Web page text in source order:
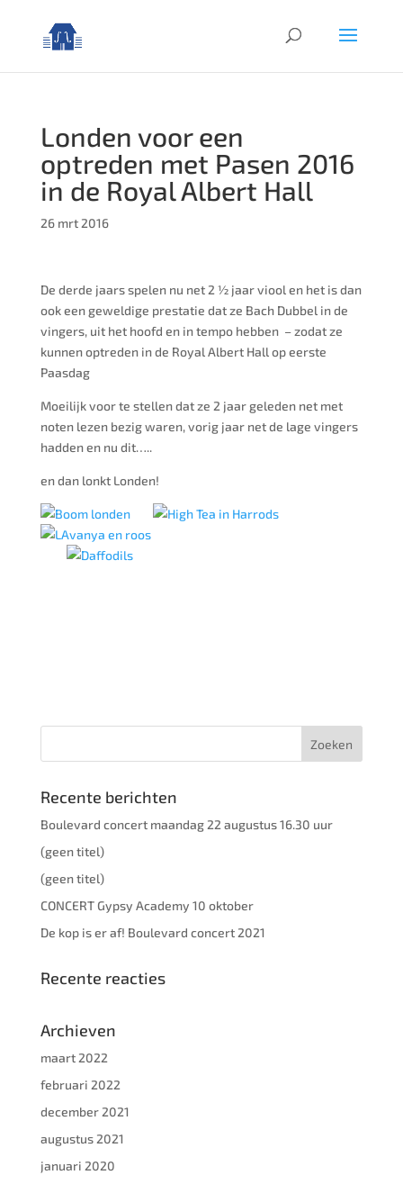
Londen voor een
optreden met Pasen 2016
in de Royal Albert Hall
26 mrt 2016
De derde jaars spelen nu net 2 ½ jaar viool en het is dan
ook een geweldige prestatie dat ze Bach Dubbel in de
vingers, uit het hoofd en in tempo hebben – zodat ze
kunnen optreden in de Royal Albert Hall op eerste
Paasdag
Moeilijk voor te stellen dat ze 2 jaar geleden net met
noten lezen bezig waren, vorig jaar net de lage vingers
hadden en nu dit…..
en dan lonkt Londen!
Recente berichten
Boulevard concert maandag 22 augustus 16.30 uur
(geen titel)
(geen titel)
CONCERT Gypsy Academy 10 oktober
De kop is er af! Boulevard concert 2021
Recente reacties
Archieven
maart 2022
februari 2022
december 2021
augustus 2021
januari 2020